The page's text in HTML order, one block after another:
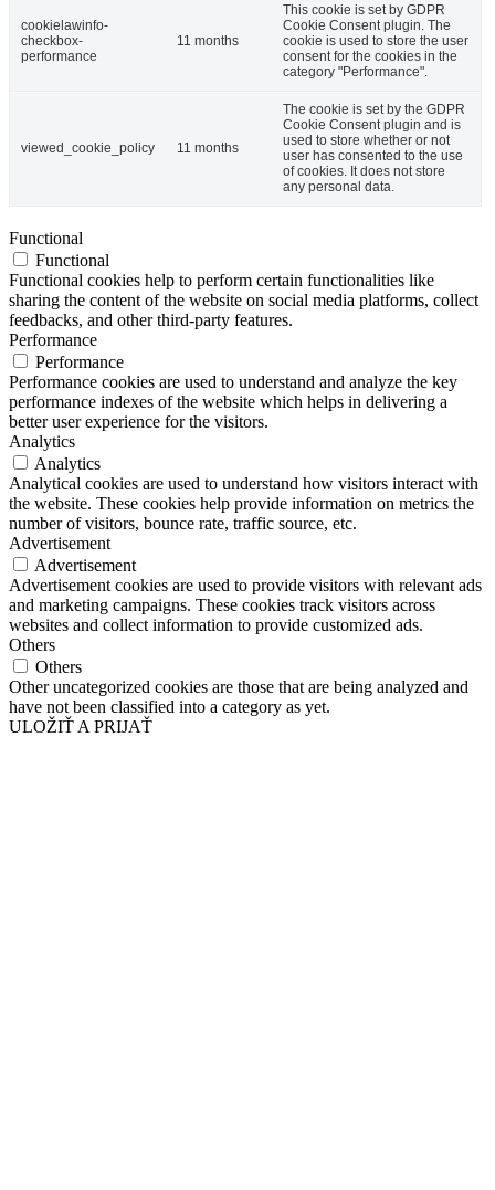
cookielawinfo-
checkbox-
performance
11 months
This cookie is set by GDPR
Cookie Consent plugin. The
cookie is used to store the user
consent for the cookies in the
category "Performance".
viewed_cookie_policy 11 months
The cookie is set by the GDPR
Cookie Consent plugin and is
used to store whether or not
user has consented to the use
of cookies. It does not store
any personal data.
Functional
Functional
Functional cookies help to perform certain functionalities like
sharing the content of the website on social media platforms, collect
feedbacks, and other third-party features.
Performance
Performance
Performance cookies are used to understand and analyze the key
performance indexes of the website which helps in delivering a
better user experience for the visitors.
Analytics
Analytics
Analytical cookies are used to understand how visitors interact with
the website. These cookies help provide information on metrics the
number of visitors, bounce rate, traffic source, etc.
Advertisement
Advertisement
Advertisement cookies are used to provide visitors with relevant ads
and marketing campaigns. These cookies track visitors across
websites and collect information to provide customized ads.
Others
Others
Other uncategorized cookies are those that are being analyzed and
have not been classified into a category as yet.
ULOŽIŤ A PRIJAŤ